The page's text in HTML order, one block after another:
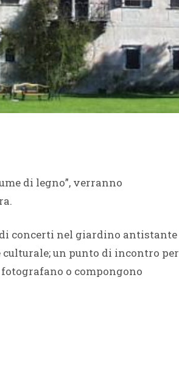
di legno”, verranno
concerti nel giardino antistante
un punto di incontro per
o compongono